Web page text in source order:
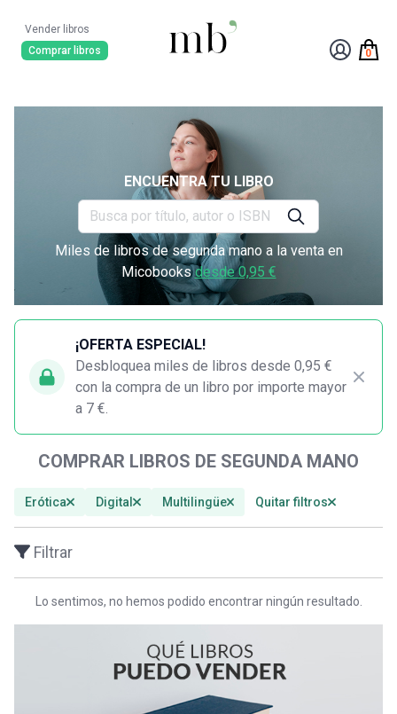
Vender libros
Comprar libros
0
ENCUENTRA TU LIBRO
Miles de libros de segunda mano a la venta en
Micobooksdesde 0,95 €
¡OFERTA ESPECIAL!
Desbloquea miles de libros desde 0,95 €
con la compra de un libro por importe mayor
a 7 €.
COMPRAR LIBROS DE SEGUNDA MANO
Erótica Digital Multilingüe Quitar filtros
Filtrar
Lo sentimos, no hemos podido encontrar ningún resultado.